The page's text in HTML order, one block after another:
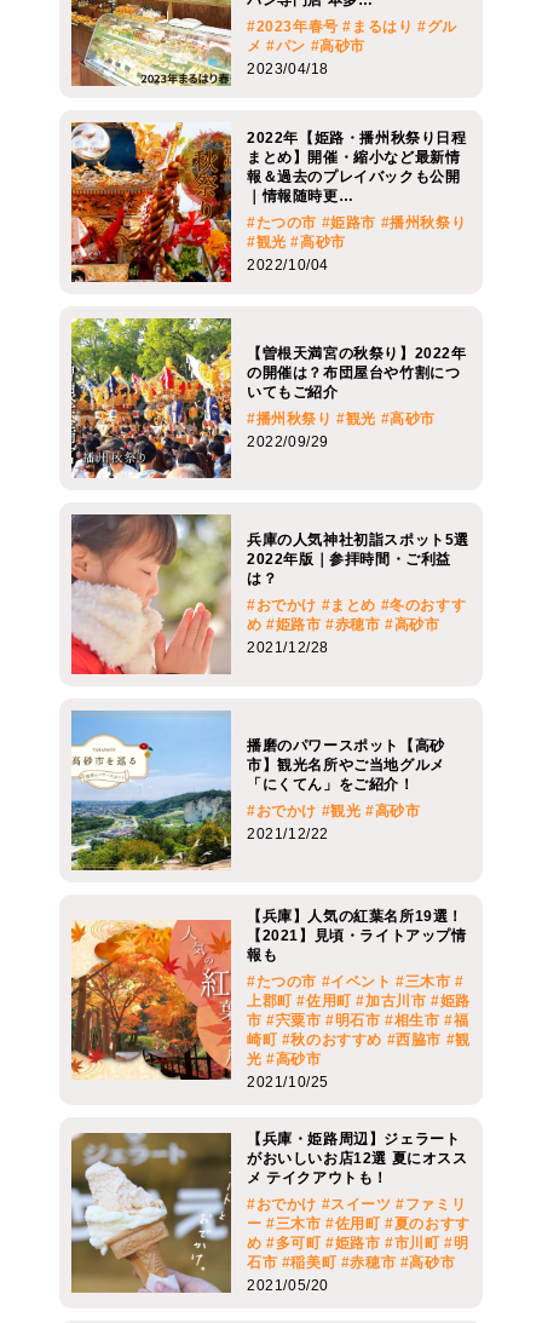
#2023年春号 #まるはり #グル
メ #パン #高砂市
2023/04/18
2022年【姫路・播州秋祭り日程
まとめ】開催・縮小など最新情
報＆過去のプレイバックも公開
｜情報随時更…
#たつの市 #姫路市 #播州秋祭り
#観光 #高砂市
2022/10/04
【曽根天満宮の秋祭り】2022年
の開催は？布団屋台や竹割につ
いてもご紹介
#播州秋祭り #観光 #高砂市
2022/09/29
兵庫の人気神社初詣スポット5選
2022年版｜参拝時間・ご利益
は？
#おでかけ #まとめ #冬のおすす
め #姫路市 #赤穂市 #高砂市
2021/12/28
播磨のパワースポット【高砂
市】観光名所やご当地グルメ
「にくてん」をご紹介！
#おでかけ #観光 #高砂市
2021/12/22
【兵庫】人気の紅葉名所19選！
【2021】見頃・ライトアップ情
報も
#たつの市 #イベント #三木市 #
上郡町 #佐用町 #加古川市 #姫路
市 #宍粟市 #明石市 #相生市 #福
崎町 #秋のおすすめ #西脇市 #観
光 #高砂市
2021/10/25
【兵庫・姫路周辺】ジェラート
がおいしいお店12選 夏にオスス
メ テイクアウトも！
#おでかけ #スイーツ #ファミリ
ー #三木市 #佐用町 #夏のおすす
め #多可町 #姫路市 #市川町 #明
石市 #稲美町 #赤穂市 #高砂市
2021/05/20